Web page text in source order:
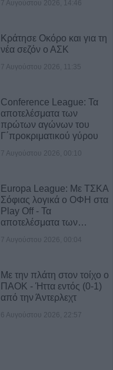
7 Αυγούστου 2026, 14:46
Κράτησε Οκόρο και για τη
νέα σεζόν ο ΑΣΚ
7 Αυγούστου 2026, 11:35
Conference League: Τα
αποτελέσματα των
πρώτων αγώνων του
Γ΄προκριματικού γύρου
7 Αυγούστου 2026, 00:10
Europa League: Με ΤΣΚΑ
Σόφιας λογικά ο ΟΦΗ στα
Play Off - Τα
αποτελέσματα των…
7 Αυγούστου 2026, 00:04
Με την πλάτη στον τοίχο ο
ΠΑΟΚ - Ήττα εντός (0-1)
από την Άντερλεχτ
6 Αυγούστου 2026, 22:57